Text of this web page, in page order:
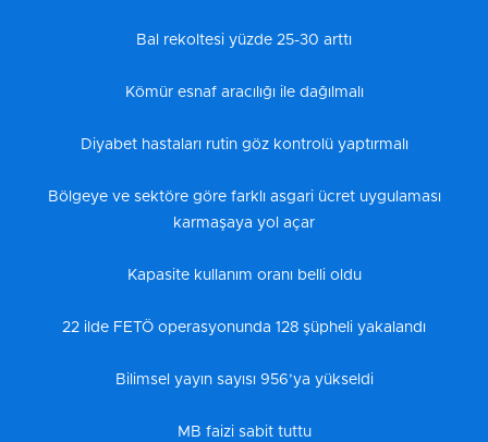
Bal rekoltesi yüzde 25-30 arttı
Kömür esnaf aracılığı ile dağılmalı
Diyabet hastaları rutin göz kontrolü yaptırmalı
Bölgeye ve sektöre göre farklı asgari ücret uygulaması
karmaşaya yol açar
Kapasite kullanım oranı belli oldu
22 ilde FETÖ operasyonunda 128 şüpheli yakalandı
Bilimsel yayın sayısı 956’ya yükseldi
MB faizi sabit tuttu